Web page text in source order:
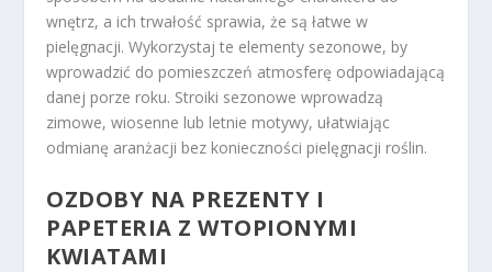
wnętrz, a ich trwałość sprawia, że są łatwe w
pielęgnacji. Wykorzystaj te elementy sezonowe, by
wprowadzić do pomieszczeń atmosferę odpowiadającą
danej porze roku. Stroiki sezonowe wprowadzą
zimowe, wiosenne lub letnie motywy, ułatwiając
odmianę aranżacji bez konieczności pielęgnacji roślin.
OZDOBY NA PREZENTY I
PAPETERIA Z WTOPIONYMI
KWIATAMI